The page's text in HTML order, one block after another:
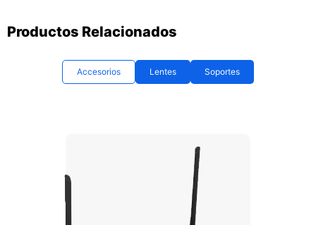
Productos Relacionados
Accesorios Lentes Soportes